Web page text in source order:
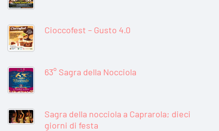
Cioccofest – Gusto 4.0
63° Sagra della Nocciola
Sagra della nocciola a Caprarola; dieci
giorni di festa